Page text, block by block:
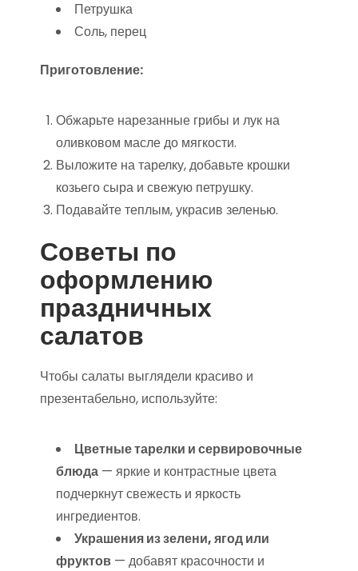
Петрушка
Соль, перец
Приготовление:
Обжарьте нарезанные грибы и лук на
оливковом масле до мягкости.
Выложите на тарелку, добавьте крошки
козьего сыра и свежую петрушку.
Подавайте теплым, украсив зеленью.
Советы по
оформлению
праздничных
салатов
Чтобы салаты выглядели красиво и
презентабельно, используйте:
Цветные тарелки и сервировочные
блюда — яркие и контрастные цвета
подчеркнут свежесть и яркость
ингредиентов.
Украшения из зелени, ягод или
фруктов — добавят красочности и